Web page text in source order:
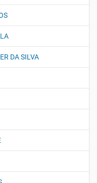
DA SILVA